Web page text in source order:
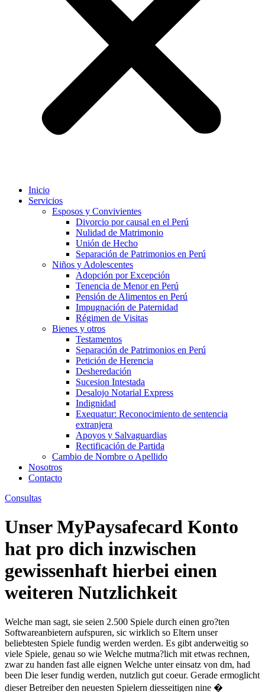
Inicio
Servicios
Esposos y Convivientes
Divorcio por causal en el Perú
Nulidad de Matrimonio
Unión de Hecho
Separación de Patrimonios en Perú
Niños y Adolescentes
Adopción por Excepción
Tenencia de Menor en Perú
Pensión de Alimentos en Perú
Impugnación de Paternidad
Régimen de Visitas
Bienes y otros
Testamentos
Separación de Patrimonios en Perú
Petición de Herencia
Desheredación
Sucesion Intestada
Desalojo Notarial Express
Indignidad
Exequatur: Reconocimiento de sentencia
extranjera
Apoyos y Salvaguardias
Rectificación de Partida
Cambio de Nombre o Apellido
Nosotros
Contacto
Consultas
Unser MyPaysafecard Konto
hat pro dich inzwischen
gewissenhaft hierbei einen
weiteren Nutzlichkeit
Welche man sagt, sie seien 2.500 Spiele durch einen gro?ten
Softwareanbietern aufspuren, sic wirklich so Eltern unser
beliebtesten Spiele fundig werden werden. Es gibt anderweitig so
viele Spiele, genau so wie Welche mutma?lich mit etwas rechnen,
zwar zu handen fast alle eignen Welche unter einsatz von dm, had
been Die leser fundig werden, nutzlich gut coeur. Gerade ermoglicht
dieser Betreiber den neuesten Spielern diesseitigen nine �